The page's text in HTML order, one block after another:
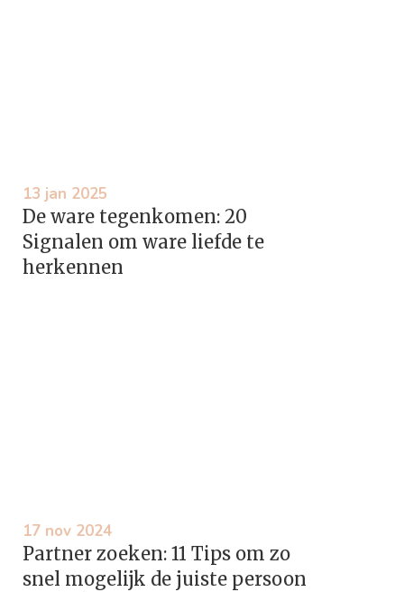
13 jan 2025
De ware tegenkomen: 20
Signalen om ware liefde te
herkennen
17 nov 2024
Partner zoeken: 11 Tips om zo
snel mogelijk de juiste persoon